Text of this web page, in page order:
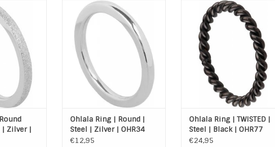
Steel
| Zilver |
Ohlala Stainless Steel 316L
Ring Round Shiny Steel.
TOEVOEGEN AAN WINKELWAGEN
Ohlala Ring | Round |
Steel | Zilver | OHR34
€12,95
Ohlala Ring TWISTED Black Steel
Materiaal: Hoogwaardig
Edelstaal (316L)
Kleur: Black plated
TOEVOEGEN AAN WINKELWAGEN
Ohlala Ring | TWISTED |
Steel | Black | OHR77
€24,95